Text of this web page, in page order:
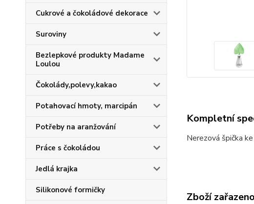
Cukrové a čokoládové dekorace
Suroviny
Bezlepkové produkty Madame
Loulou
Čokolády,polevy,kakao
Potahovací hmoty, marcipán
Potřeby na aranžování
Práce s čokoládou
Jedlá krajka
Silikonové formičky
Kompletní
Nerezová špička
Zboží